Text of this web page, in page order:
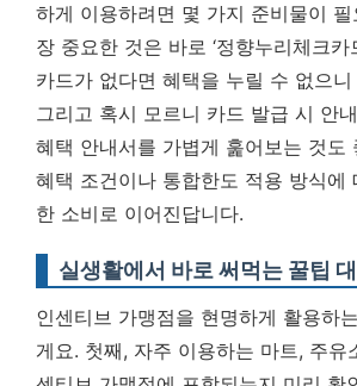
하게 이용하려면 몇 가지 준비물이
장 중요한 것은 바로 ‘정향누리체크카
카드가 없다면 혜택을 누릴 수 없으
그리고 혹시 모르니 카드 발급 시 안
혜택 안내서를 가볍게 훑어보는 것도
혜택 조건이나 통합한도 적용 방식에
한 소비로 이어진답니다.
실생활에서 바로 써먹는 꿀팁
인센티브 가맹점을 현명하게 활용하
게요. 첫째, 자주 이용하는 마트, 주유